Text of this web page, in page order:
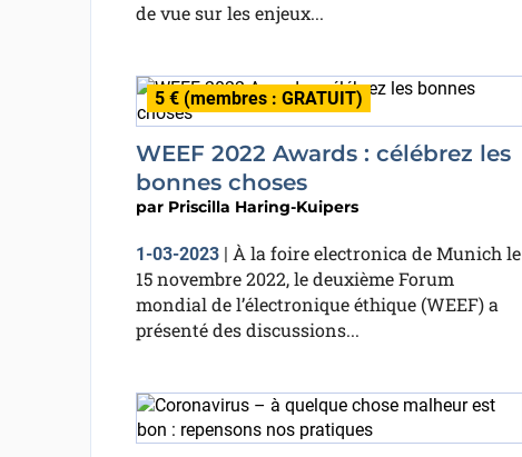
de vue sur les enjeux...
5 € (membres : GRATUIT)
WEEF 2022 Awards : célébrez les
bonnes choses
par Priscilla Haring-Kuipers
1-03-2023| À la foire electronica de Munich le
15 novembre 2022, le deuxième Forum
mondial de l’électronique éthique (WEEF) a
présenté des discussions...